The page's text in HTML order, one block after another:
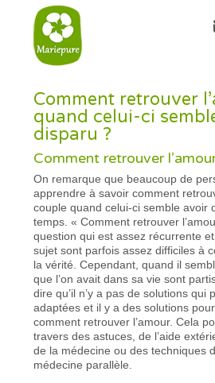
Comment retrouver
quand celui-ci
disparu ?
Comment retrouver
On remarque que beaucoup de
apprendre à savoir comment
couple quand celui-ci semble avoir
temps. « Comment retrouver
question qui est assez récurrente
sujet sont parfois assez difficiles à
la vérité. Cependant, quand il
que l’on avait dans sa vie sont
dire qu’il n’y a pas de solutions qui
adaptées et il y a des solutions
comment retrouver l’amour. Cela
travers des astuces, de l’aide
de la médecine ou des techniques
médecine parallèle.